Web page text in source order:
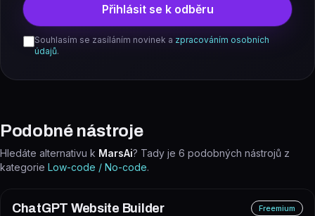
Přihlásit se k odběru
Souhlasím se zasíláním novinek a zpracováním osobních
údajů.
Podobné nástroje
Hledáte alternativu k MarsAi? Tady je 6 podobných nástrojů z
kategorie Low-code / No-code.
ChatGPT Website Builder Freemium